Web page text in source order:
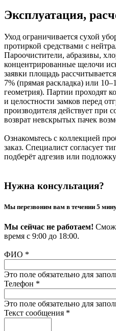
Эксплуатация,
Уход ограничивается сухой
протиркой средствами с
Пароочистители, абразивы,
концентрированные щелочи
заявки площадь
7% (прямая раскладка) или
геометрия). Партии проходят
и целостности замков перед
производителя действует при
возврат невскрытых пачек
Ознакомьтесь с коллекцией
заказ. Специалист согласует
подберёт адгезив или
Нужна консультация?
Мы перезвоним вам в течении 5
Мы сейчас не работаем!
время с 9:00 до 18:00.
ФИО *
Это поле обязательно для
Телефон *
Это поле обязательно для
Текст сообщения *